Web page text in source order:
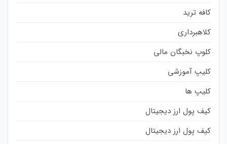
کافه ترید
کلاهبرداری
کلوپ نخبگان مالی
کلیپ آموزشی
کلیپ ها
کیف پول ارز دیجیتال
کیف پول ارز دیجیتال